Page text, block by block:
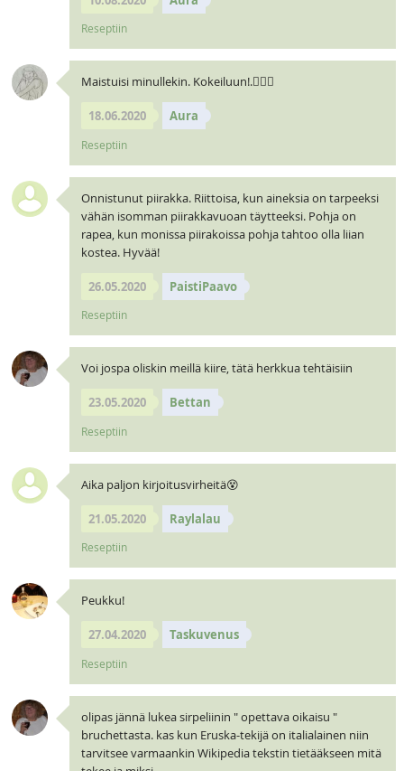
Reseptiin
Maistuisi minullekin. Kokeiluun!.🧝‍♀️⛵
18.06.2020 Aura
Reseptiin
Onnistunut piirakka. Riittoisa, kun aineksia on tarpeeksi
vähän isomman piirakkavuoan täytteeksi. Pohja on
rapea, kun monissa piirakoissa pohja tahtoo olla liian
kostea. Hyvää!
26.05.2020 PaistiPaavo
Reseptiin
Voi jospa oliskin meillä kiire, tätä herkkua tehtäisiin
23.05.2020 Bettan
Reseptiin
Aika paljon kirjoitusvirheitä😵
21.05.2020 Raylalau
Reseptiin
Peukku!
27.04.2020 Taskuvenus
Reseptiin
olipas jännä lukea sirpeliinin " opettava oikaisu "
bruchettasta. kas kun Eruska-tekijä on italialainen niin
tarvitsee varmaankin Wikipedia tekstin tietääkseen mitä